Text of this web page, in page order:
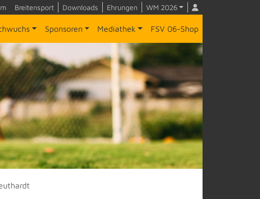
Breitensport Downloads Ehrungen WM 2026
Sponsoren Mediathek FSV 06-Shop